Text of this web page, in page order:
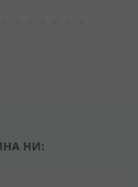
НИ: